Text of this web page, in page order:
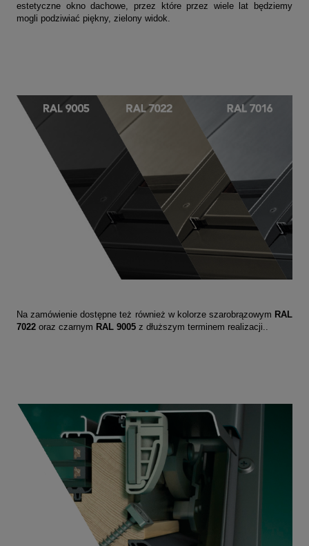
estetyczne okno dachowe, przez które przez wiele lat będziemy
mogli podziwiać piękny, zielony widok.
Na zamówienie dostępne też również w kolorze szarobrązowym RAL
7022 oraz czarnym RAL 9005 z dłuższym terminem realizacji..